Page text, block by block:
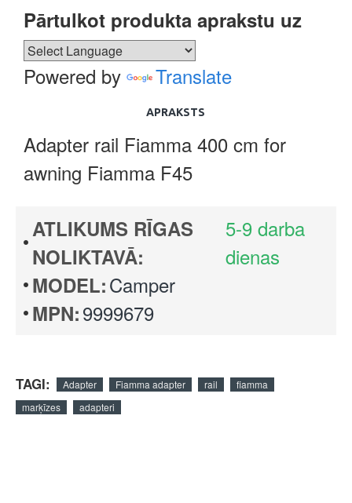
Pārtulkot produkta aprakstu uz
Powered by Translate
APRAKSTS
Adapter rail Fiamma 400 cm for
awning Fiamma F45
ATLIKUMS RĪGAS
NOLIKTAVĀ:
5-9 darba
dienas
MODEL:Camper
MPN:9999679
TAGI: Adapter Fiamma adapter rail
fiamma
marķīzes
adapteri